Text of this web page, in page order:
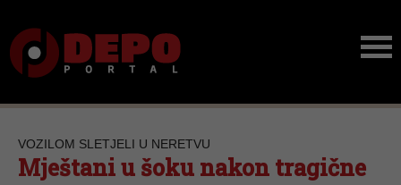
VOZILOM SLETJELI U NERETVU
Mještani u šoku nakon tragične